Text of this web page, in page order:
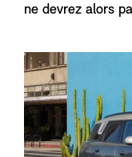
ne devrez alors